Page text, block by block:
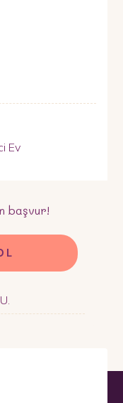
Ev
başvur!